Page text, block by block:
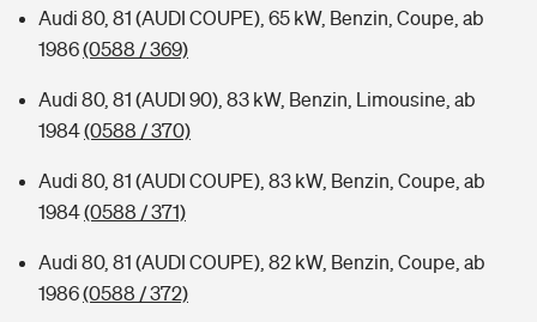
Audi 80, 81 (AUDI COUPE), 65 kW, Benzin, Coupe, ab
1986(0588 / 369)
Audi 80, 81 (AUDI 90), 83 kW, Benzin, Limousine, ab
1984(0588 / 370)
Audi 80, 81 (AUDI COUPE), 83 kW, Benzin, Coupe, ab
1984(0588 / 371)
Audi 80, 81 (AUDI COUPE), 82 kW, Benzin, Coupe, ab
1986(0588 / 372)